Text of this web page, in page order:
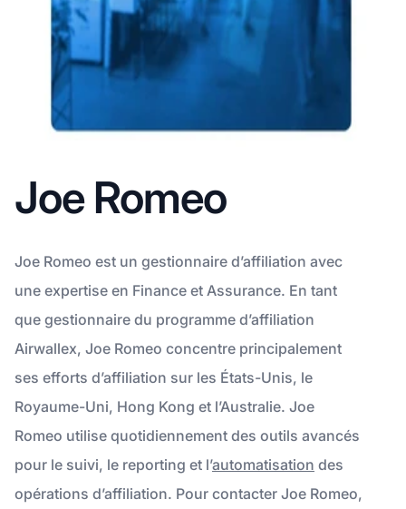
Joe Romeo
Joe Romeo est un gestionnaire d’affiliation avec
une expertise en Finance et Assurance. En tant
que gestionnaire du programme d’affiliation
Airwallex, Joe Romeo concentre principalement
ses efforts d’affiliation sur les États-Unis, le
Royaume-Uni, Hong Kong et l’Australie. Joe
Romeo utilise quotidiennement des outils avancés
pour le suivi, le reporting et l’automatisation des
opérations d’affiliation. Pour contacter Joe Romeo,